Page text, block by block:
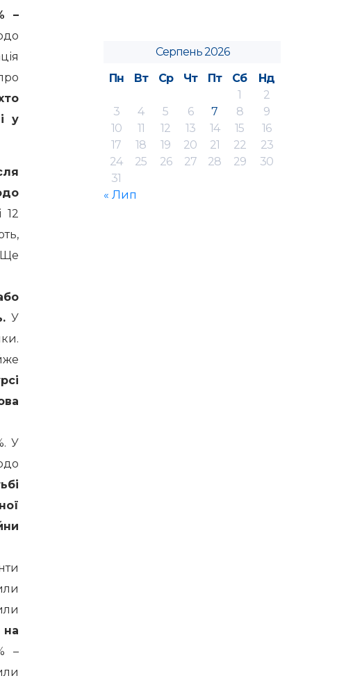
–
у
12
Ще
У
У
на
–
Серпень 2026
Пн
Вт Ср Чт Пт Сб
Нд
1
2
3
4 5 6 7 8
9
10
11 12 13 14 15
16
17
18 19 20 21 22
23
24
25 26 27 28 29
30
31
« Лип